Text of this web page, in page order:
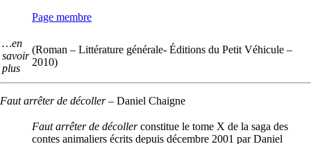
Page membre
…en
savoir
plus
(Roman – Littérature générale- Éditions du Petit Véhicule –
2010)
Faut arrêter de décoller– Daniel Chaigne
Faut arrêter de décollerconstitue le tome X de la saga des
contes animaliers écrits depuis décembre 2001 par Daniel